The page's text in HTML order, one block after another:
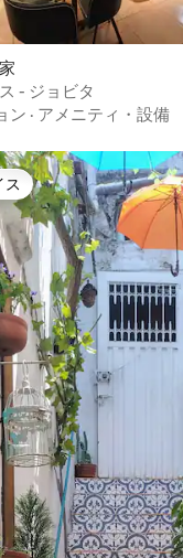
- ジョビタ
ン · アメニティ・設備
ョイスです。
ス